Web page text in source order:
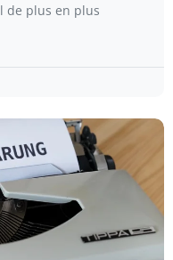
de plus en plus